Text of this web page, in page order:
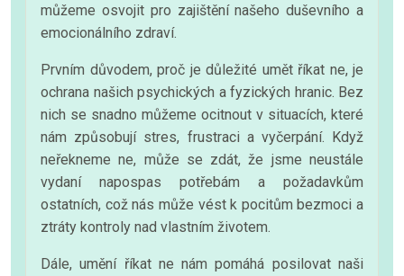
můžeme osvojit pro zajištění našeho duševního a
emocionálního zdraví.
Prvním důvodem, proč je důležité umět říkat ne, je
ochrana našich psychických a fyzických hranic. Bez
nich se snadno můžeme ocitnout v situacích, které
nám způsobují stres, frustraci a vyčerpání. Když
neřekneme ne, může se zdát, že jsme neustále
vydaní napospas potřebám a požadavkům
ostatních, což nás může vést k pocitům bezmoci a
ztráty kontroly nad vlastním životem.
Dále, umění říkat ne nám pomáhá posilovat naši